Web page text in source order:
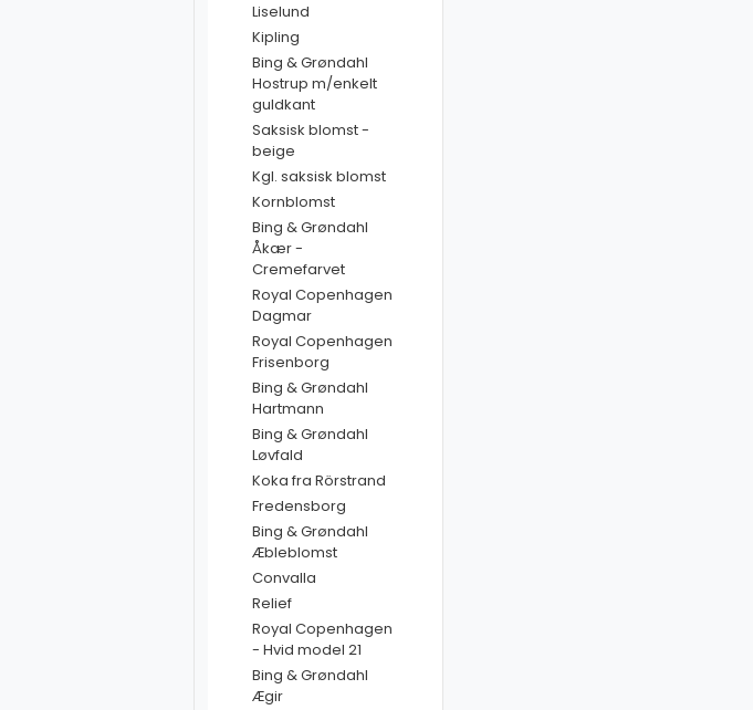
Liselund
Kipling
Bing & Grøndahl
Hostrup m/enkelt
guldkant
Saksisk blomst -
beige
Kgl. saksisk blomst
Kornblomst
Bing & Grøndahl
Åkær -
Cremefarvet
Royal Copenhagen
Dagmar
Royal Copenhagen
Frisenborg
Bing & Grøndahl
Hartmann
Bing & Grøndahl
Løvfald
Koka fra Rörstrand
Fredensborg
Bing & Grøndahl
Æbleblomst
Convalla
Relief
Royal Copenhagen
- Hvid model 21
Bing & Grøndahl
Ægir